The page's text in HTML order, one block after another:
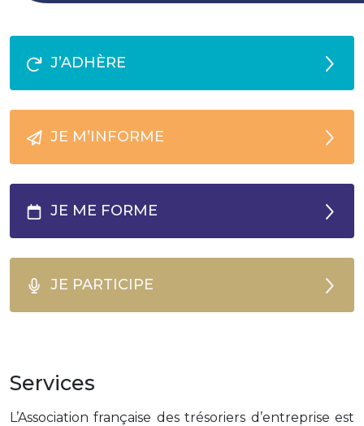
J’ADHÈRE
JE M’INFORME
JE ME FORME
JE PARTICIPE
Services
L’Association française des trésoriers d’entreprise est